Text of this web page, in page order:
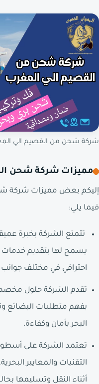
شركة شحن من القصيم الي
مميزات شركة شحن
إليكم بعض مميزات شركة
فيما يلي:
تتمتع الشركة بخبرة
يسمح لها بتقديم
احترافي في مختلف جوانب
تقدم الشركة حلول
بفهم متطلبات البضائع
البحر بأمان وكفاءة.
تعتمد الشركة على
التقنيات والمعايير
أثناء النقل وتسليمها